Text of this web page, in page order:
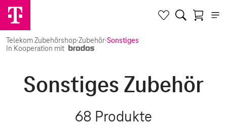
Telekom Zubehörshop·Zubehör·Sonstiges
In Kooperation mit
Sonstiges Zubehör
68 Produkte